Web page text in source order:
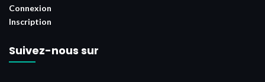
Connexion
Inscription
Suivez-nous sur